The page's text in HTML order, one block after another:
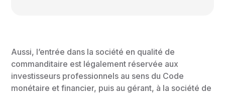
Aussi, l’entrée dans la société en qualité de
commanditaire est légalement réservée aux
investisseurs professionnels au sens du Code
monétaire et financier, puis au gérant, à la société de